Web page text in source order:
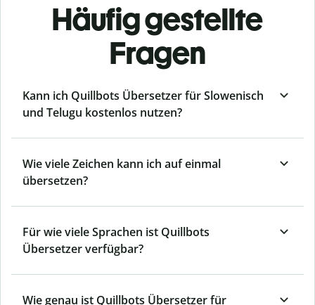
Häufig gestellte
Fragen
Kann ich Quillbots Übersetzer für Slowenisch
und Telugu kostenlos nutzen?
Wie viele Zeichen kann ich auf einmal
übersetzen?
Für wie viele Sprachen ist Quillbots
Übersetzer verfügbar?
Wie genau ist Quillbots Übersetzer für